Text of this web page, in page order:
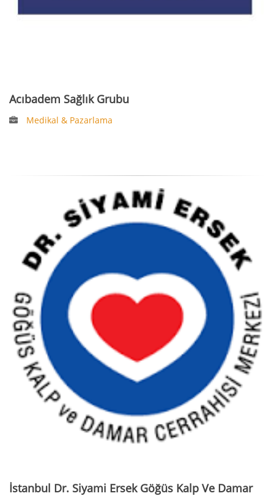
Acıbadem Sağlık Grubu
Medikal & Pazarlama
İstanbul Dr. Siyami Ersek Göğüs Kalp Ve Damar